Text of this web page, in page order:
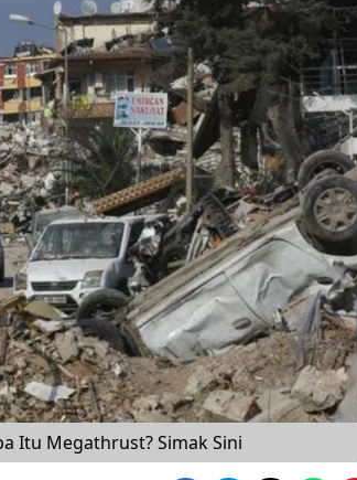
Itu Megathrust? Simak Sini